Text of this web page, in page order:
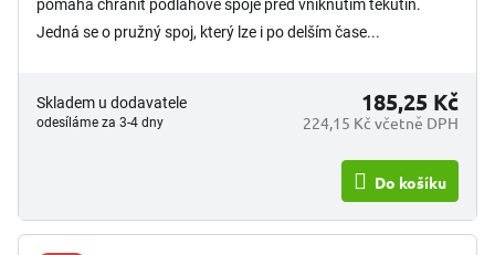
pomáhá chránit podlahové spoje před vniknutím tekutin.
Jedná se o pružný spoj, který lze i po delším čase...
Skladem u dodavatele
odesíláme za 3-4 dny 224,15 Kč včetně DPH
185,25 Kč
Do košíku